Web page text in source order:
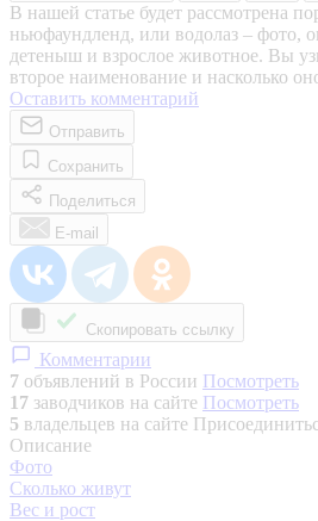
В нашей статье будет рассмотрена
ньюфаундленд, или водолаз – фото,
детеныш и взрослое животное. Вы
второе наименование и насколько
Оставить комментарий
Отправить
Сохранить
Поделиться
E-mail
Скопировать ссылку
Комментарии
7 объявлений в России Посмотреть
17 заводчиков на сайте Посмотреть
5 владельцев на сайте
Описание
Фото
Сколько живут
Вес и рост